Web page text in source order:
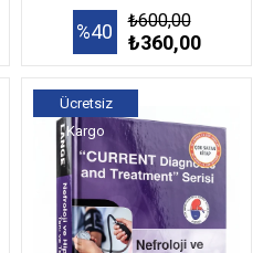
%40 ₺600,00
₺360,00
Ücretsiz
Kargo